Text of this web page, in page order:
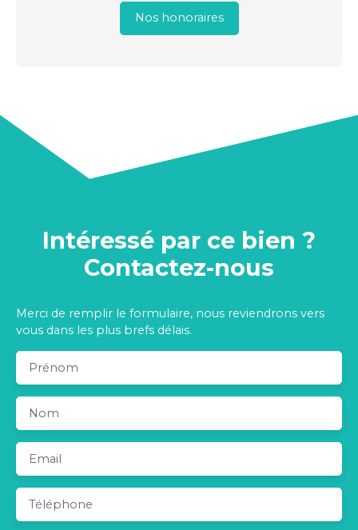
Nos honoraires
Intéressé par ce bien ?
Contactez-nous
Merci de remplir le formulaire, nous reviendrons vers
vous dans les plus brefs délais.
Prénom
Nom
Email
Téléphone